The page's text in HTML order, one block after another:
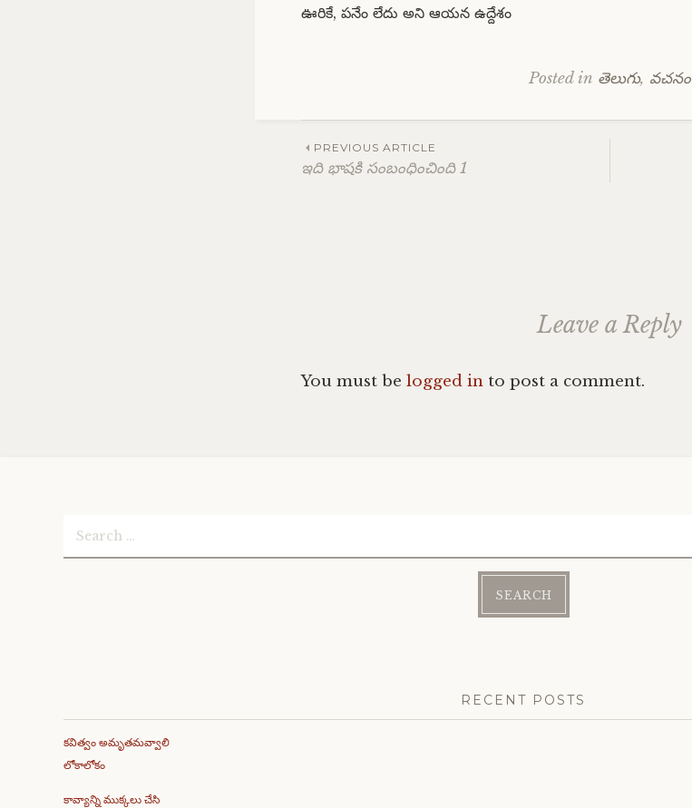
ఊరికే, పనేం లేదు అని ఆయన ఉద్దేశం
Posted in తెలుగు, వచనం
Post
PREVIOUS ARTICLE
ఇది భాషకి సంబంధించింది 1
Leave a Reply
You must be logged in to post a comment.
Search
for:
RECENT POSTS
కవిత్వం అమృతమవ్వాలి
లోకాలోకం
కావ్యాన్ని ముక్కలు చేసి